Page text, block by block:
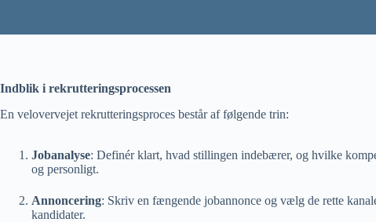
Indblik i rekrutteringsprocessen
En velovervejet rekrutteringsproces består af følgende trin:
Jobanalyse: Definér klart, hvad stillingen indebærer, og hvilke
og personligt.
Annoncering: Skriv en fængende jobannonce og vælg de rette
kandidater.